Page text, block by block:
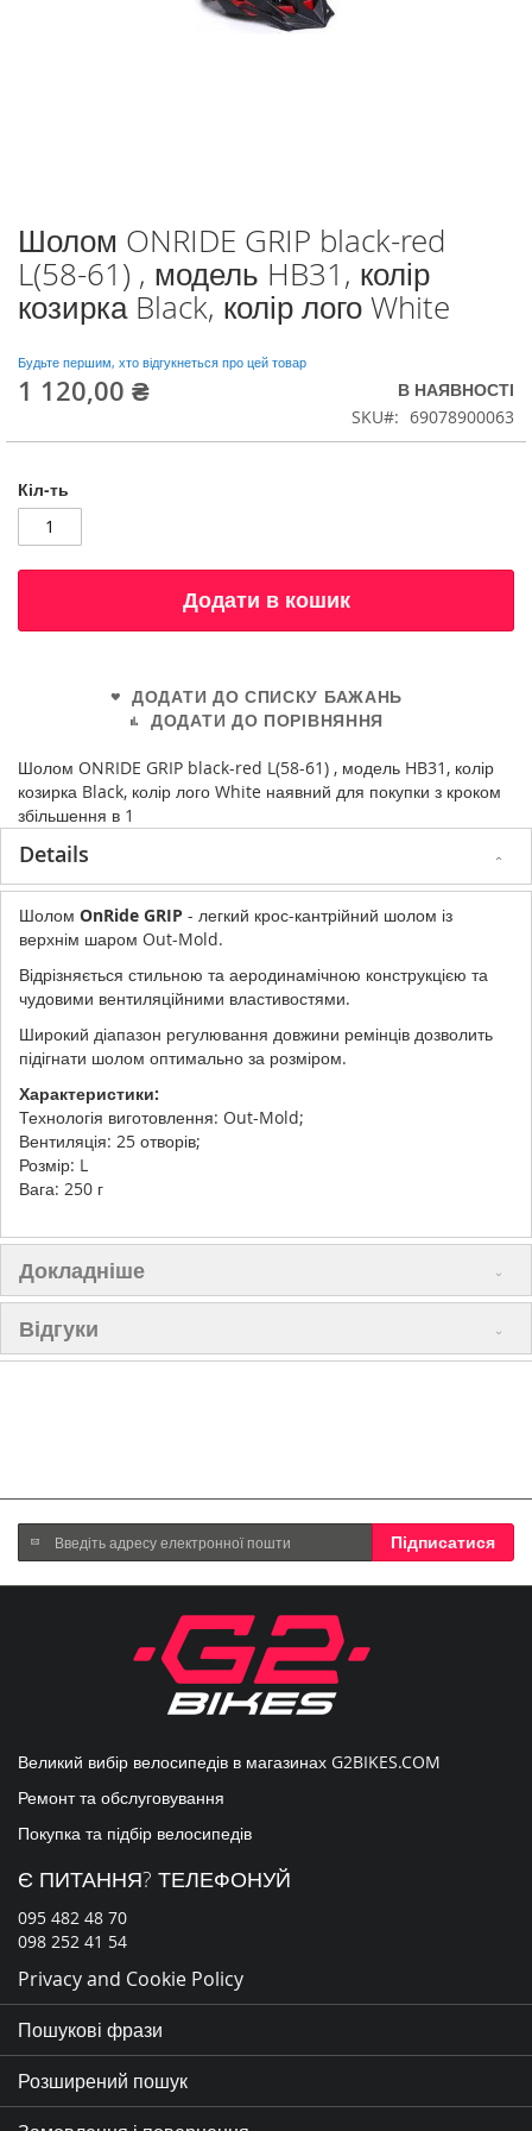
Перейти
до
початку
галереї
зображень
Шолом ONRIDE GRIP black-red
L(58-61) , модель HB31, колір
козирка Black, колір лого White
Будьте першим, хто відгукнеться про цей товар
1 120,00 ₴
В НАЯВНОСТІ
SKU
69078900063
Кіл-ть
Додати в кошик
ДОДАТИ ДО СПИСКУ БАЖАНЬ
ДОДАТИ ДО ПОРІВНЯННЯ
Шолом ONRIDE GRIP black-red L(58-61) , модель HB31, колір
козирка Black, колір лого White наявний для покупки з кроком
збільшення в 1
Details
Шолом OnRide GRIP - легкий крос-кантрійний шолом із
верхнім шаром Out-Mold.
Відрізняється стильною та аеродинамічною конструкцією та
чудовими вентиляційними властивостями.
Широкий діапазон регулювання довжини ремінців дозволить
підігнати шолом оптимально за розміром.
Характеристики:
Технологія виготовлення: Out-Mold;
Вентиляція: 25 отворів;
Розмір: L
Вага: 250 г
Докладніше
Відгуки
Підпишіться
на
нашу
Підписатися
Великий вибір велосипедів в магазинах G2BIKES.COM
Ремонт та обслуговування
Покупка та підбір велосипедів
Є ПИТАННЯ? ТЕЛЕФОНУЙ
095 482 48 70
098 252 41 54
Privacy and Cookie Policy
Пошукові фрази
Розширений пошук